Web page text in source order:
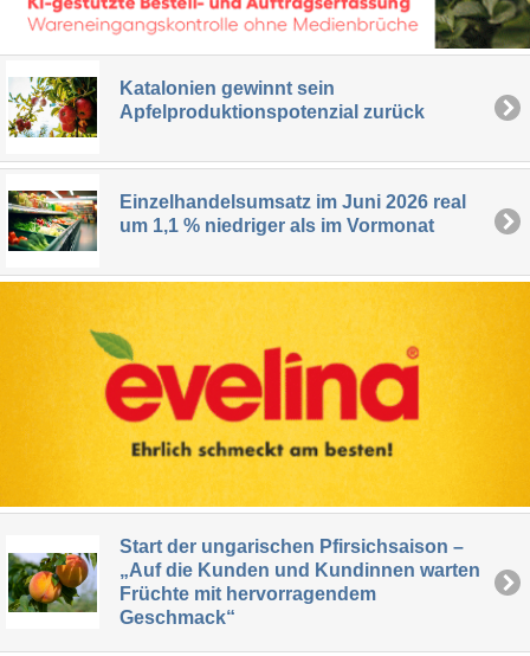
Katalonien gewinnt sein
Apfelproduktionspotenzial zurück
Einzelhandelsumsatz im Juni 2026 real
um 1,1 % niedriger als im Vormonat
Start der ungarischen Pfirsichsaison –
„Auf die Kunden und Kundinnen warten
Früchte mit hervorragendem
Geschmack“